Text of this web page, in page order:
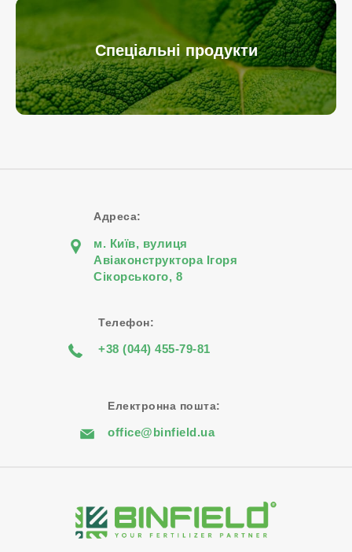
Спеціальні продукти
Адреса:
м. Київ, вулиця
Авіаконструктора Iгоря
Сiкорського, 8
Телефон:
+38 (044) 455-79-81
Електронна пошта:
office@binfield.ua